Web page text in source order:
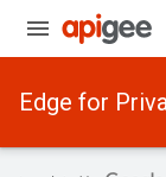
Edge for